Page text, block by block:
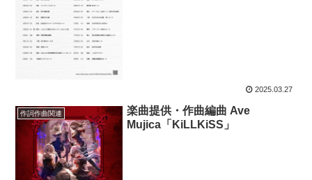
2025.03.27
作詞作曲関連
楽曲提供・作曲編曲 Ave
Mujica「KiLLKiSS」